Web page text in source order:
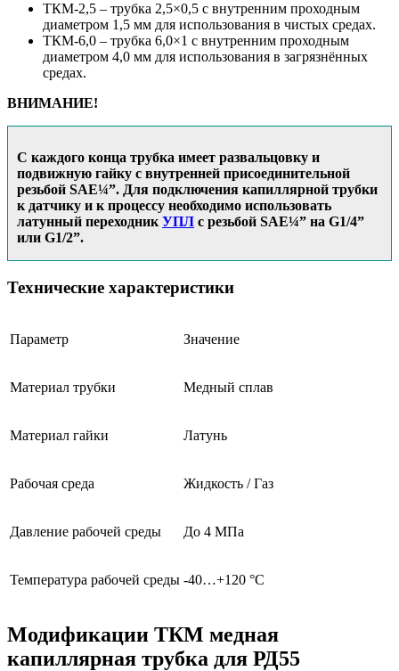
ТКМ-2,5 – трубка 2,5×0,5 с внутренним проходным
диаметром 1,5 мм для использования в чистых средах.
ТКМ-6,0 – трубка 6,0×1 с внутренним проходным
диаметром 4,0 мм для использования в загрязнённых
средах.
ВНИМАНИЕ!
С каждого конца трубка имеет развальцовку и
подвижную гайку с внутренней присоединительной
резьбой SAE¼”. Для подключения капиллярной трубки
к датчику и к процессу необходимо использовать
латунный переходникУПЛ с резьбой SAE¼” на G1/4”
или G1/2”.
Технические характеристики
Параметр Значение
Материал трубки Медный сплав
Материал гайки Латунь
Рабочая среда Жидкость / Газ
Давление рабочей среды До 4 МПа
Температура рабочей среды -40…+120 °С
Модификации ТКМ медная
капиллярная трубка для РД55